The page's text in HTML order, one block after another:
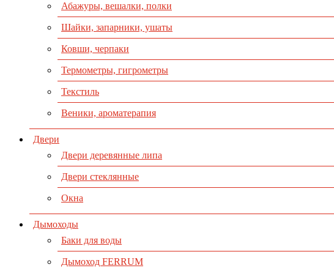
Абажуры, вешалки, полки
Шайки, запарники, ушаты
Ковши, черпаки
Термометры, гигрометры
Текстиль
Веники, ароматерапия
Двери
Двери деревянные липа
Двери стеклянные
Окна
Дымоходы
Баки для воды
Дымоход FERRUM